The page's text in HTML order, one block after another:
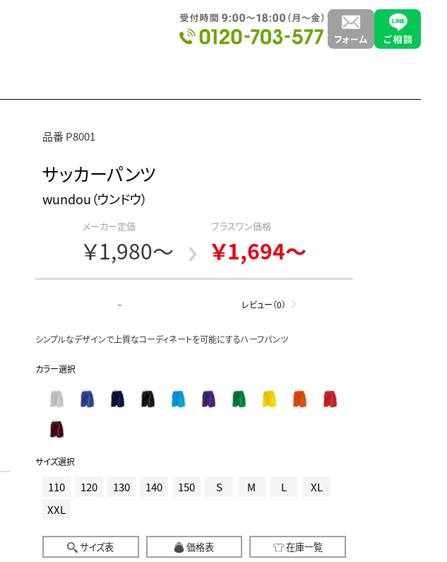
品番 P8001
サッカーパンツ
wundou（ウンドウ）
メーカー定価
￥1,980～
プラスワン価格
￥1,694～
- レビュー（0）
シンプルなデザインで上質なコーディネートを可能にするハーフパンツ
カラー選択
サイズ選択
110 120 130 140 150 S M L
XL
XXL
サイズ表 価格表 在庫一覧